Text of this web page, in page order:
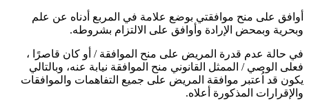
أوافق على منح موافقتي بوضع علامة في المربع أدناه عن علم
وبحرية وبمحض الإرادة وأوافق على الالتزام بشروطه.
في حالة عدم قدرة المريض على منح الموافقة / أو كان قاصرًا ،
فعلى الوصي / الممثل القانوني منح الموافقة نيابة عنه، وبالتالي
يكون قد اُعتبر موافقة المريض على جميع التفاهمات والموافقات
والإقرارات المذكورة أعلاه.